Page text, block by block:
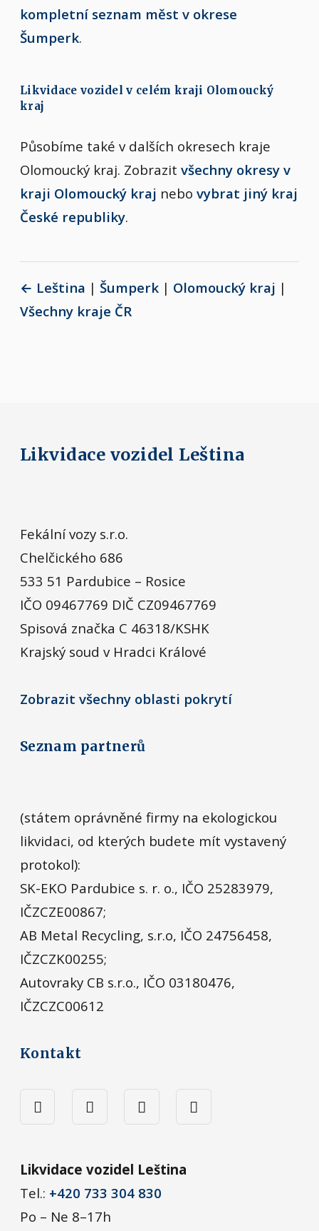
kompletní seznam měst v okrese
Šumperk.
Likvidace vozidel v celém kraji Olomoucký
kraj
Působíme také v dalších okresech kraje
Olomoucký kraj. Zobrazit všechny okresy v
kraji Olomoucký kraj nebo vybrat jiný kraj
České republiky.
← Leština | Šumperk | Olomoucký kraj |
Všechny kraje ČR
Likvidace vozidel Leština
Fekální vozy s.r.o.
Chelčického 686
533 51 Pardubice – Rosice
IČO 09467769 DIČ CZ09467769
Spisová značka C 46318/KSHK
Krajský soud v Hradci Králové
Zobrazit všechny oblasti pokrytí
Seznam partnerů
(státem oprávněné firmy na ekologickou
likvidaci, od kterých budete mít vystavený
protokol):
SK-EKO Pardubice s. r. o., IČO 25283979,
IČZCZE00867;
AB Metal Recycling, s.r.o, IČO 24756458,
IČZCZK00255;
Autovraky CB s.r.o., IČO 03180476,
IČZCZC00612
Kontakt
Likvidace vozidel Leština
Tel.: +420 733 304 830
Po – Ne 8–17h